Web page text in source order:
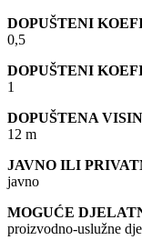
DOPUŠTENI
0,5
DOPUŠTENI
1
DOPUŠTENA
12 m
JAVNO ILI
javno
MOGUĆE
proizvodno-uslužne